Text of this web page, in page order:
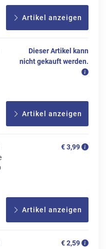
Artikel anzeigen
Dieser Artikel kann
nicht gekauft werden.
Artikel anzeigen
€ 3,99
Artikel anzeigen
€ 2,59